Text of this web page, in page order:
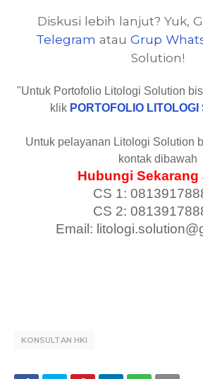
Diskusi lebih lanjut? Yuk,
Telegram atau Grup
Solution!
"Untuk Portofolio Litologi Solution
klik PORTOFOLIO LITOLOGI
Untuk pelayanan Litologi Solution
kontak dibawah
Hubungi Sekarang
CS 1:
CS 2:
Email:
KONSULTAN HKI